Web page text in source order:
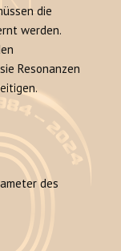
die
werden.
Resonanzen
des